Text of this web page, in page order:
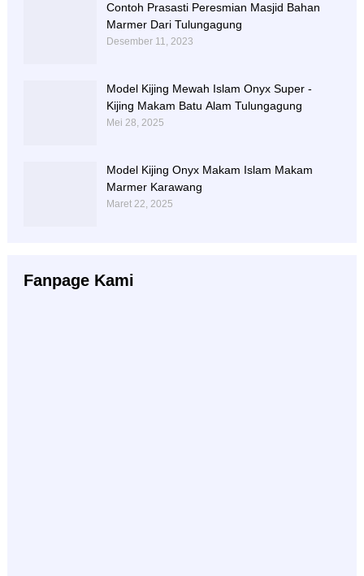
Contoh Prasasti Peresmian Masjid Bahan
Marmer Dari Tulungagung
Desember 11, 2023
Model Kijing Mewah Islam Onyx Super -
Kijing Makam Batu Alam Tulungagung
Mei 28, 2025
Model Kijing Onyx Makam Islam Makam
Marmer Karawang
Maret 22, 2025
Fanpage Kami